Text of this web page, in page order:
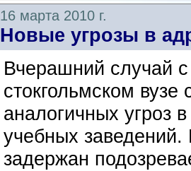
16 марта 2010 г.
Новые угрозы в
Вчерашний случай с
стокгольмском
аналогичных угроз
учебных
задержан